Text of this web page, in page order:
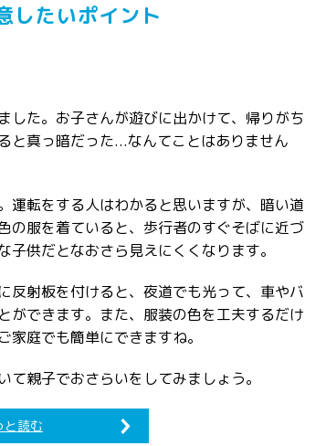
したいポイント
した。お子さんが遊びに出かけて、帰りがち
と真っ暗だった...なんてことはありません
運転をする人はわかると思いますが、暗い道
の服を着ていると、歩行者のすぐそばに近づ
供だとなおさら見えにくくなります。
反射板を付けると、夜道でも光って、車やバ
ができます。また、服装の色を工夫するだけ
庭でも簡単にできますね。
親子でおさらいをしてみましょう。
と読む